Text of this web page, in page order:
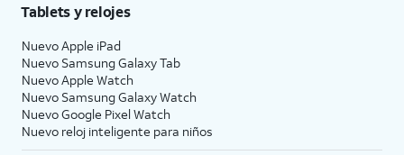
Tablets y relojes
Nuevo Apple iPad
Nuevo Samsung Galaxy Tab
Nuevo Apple Watch
Nuevo Samsung Galaxy Watch
Nuevo Google Pixel Watch
Nuevo reloj inteligente para niños